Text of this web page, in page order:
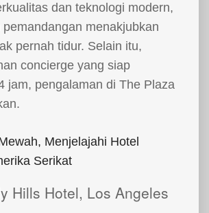
dan teknologi modern,
menakjubkan
pernah tidur. Selain itu,
concierge yang siap
jam, pengalaman di The Plaza
Hills Hotel, Los Angeles